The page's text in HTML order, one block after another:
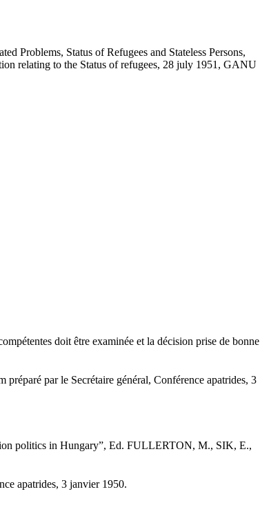
Problems, Status of Refugees and Stateless Persons,
relating to the Status of refugees, 28 july 1951, GANU
doit être examinée et la décision prise de bonne
préparé par le Secrétaire général, Conférence apatrides, 3
politics in Hungary”, Ed. FULLERTON, M., SIK, E.,
apatrides, 3 janvier 1950.